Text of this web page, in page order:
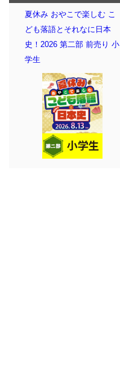
夏休み おやこで楽しむ こ
ども落語とそれなに日本
史！2026 第二部 前売り 小
学生